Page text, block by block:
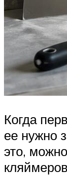
Когда
ее нужно
это,